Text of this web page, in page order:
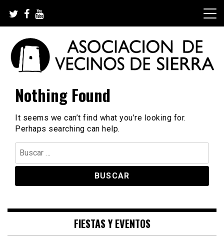
content
Asociación de Vecinos de Sierra
Nothing Found
It seems we can’t find what you’re looking for.
Perhaps searching can help.
Buscar:
FIESTAS Y EVENTOS